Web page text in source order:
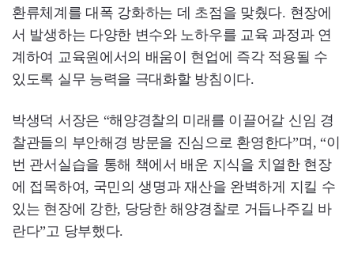
환류체계를 대폭 강화하는 데 초점을 맞췄다. 현장에
서 발생하는 다양한 변수와 노하우를 교육 과정과 연
계하여 교육원에서의 배움이 현업에 즉각 적용될 수
있도록 실무 능력을 극대화할 방침이다.
박생덕 서장은 “해양경찰의 미래를 이끌어갈 신임 경
찰관들의 부안해경 방문을 진심으로 환영한다”며, “이
번 관서실습을 통해 책에서 배운 지식을 치열한 현장
에 접목하여, 국민의 생명과 재산을 완벽하게 지킬 수
있는 현장에 강한, 당당한 해양경찰로 거듭나주길 바
란다”고 당부했다.